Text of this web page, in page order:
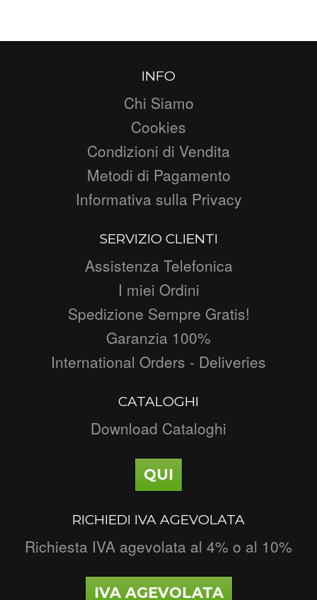
INFO
Chi Siamo
Cookies
Condizioni di Vendita
Metodi di Pagamento
Informativa sulla Privacy
SERVIZIO CLIENTI
Assistenza Telefonica
I miei Ordini
Spedizione Sempre Gratis!
Garanzia 100%
International Orders - Deliveries
CATALOGHI
Download Cataloghi
QUI
RICHIEDI IVA AGEVOLATA
Richiesta IVA agevolata al 4% o al 10%
IVA AGEVOLATA